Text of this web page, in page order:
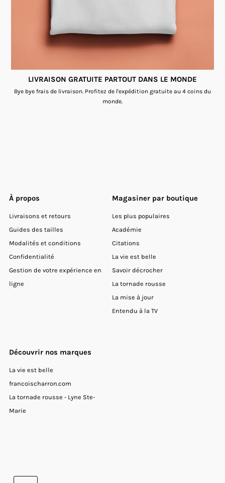
LIVRAISON GRATUITE PARTOUT DANS LE MONDE
Bye bye frais de livraison. Profitez de l'expédition gratuite au 4 coins du
monde.
À propos
Livraisons et retours
Guides des tailles
Modalités et conditions
Confidentialité
Gestion de votre expérience en
ligne
Magasiner par boutique
Les plus populaires
Académie
Citations
La vie est belle
Savoir décrocher
La tornade rousse
La mise à jour
Entendu à la TV
Découvrir nos marques
La vie est belle
francoischarron.com
La tornade rousse - Lyne Ste-
Marie
Devise